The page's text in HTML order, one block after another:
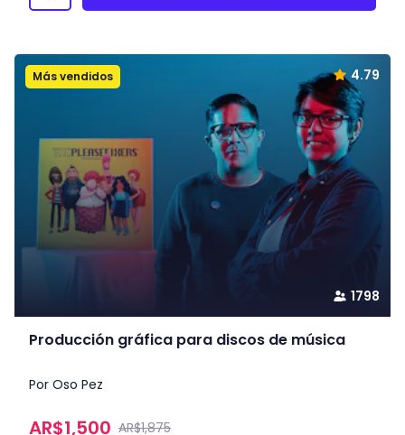
Más vendidos
1798
4.79
Producción gráfica para discos de música
Por Oso Pez
AR$1,500 AR$1,875